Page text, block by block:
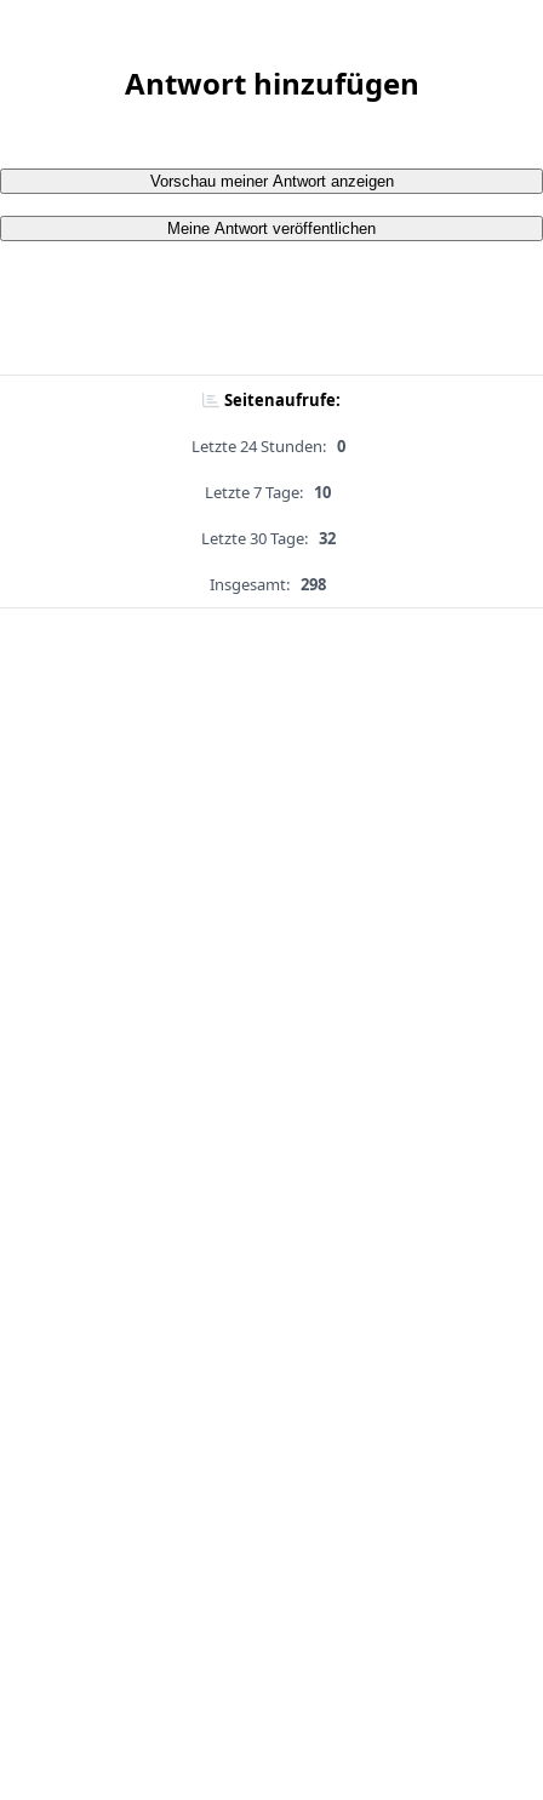
Antwort hinzufügen
Vorschau meiner Antwort anzeigen
Meine Antwort veröffentlichen
Seitenaufrufe:
Letzte 24 Stunden: 0
Letzte 7 Tage: 10
Letzte 30 Tage: 32
Insgesamt: 298